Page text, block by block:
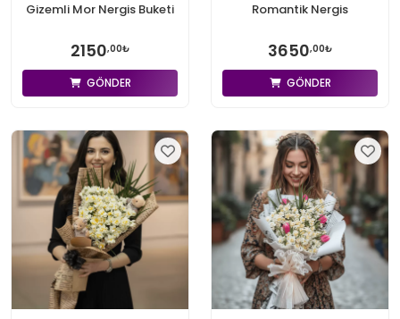
Gizemli Mor Nergis Buketi
2150,00₺
GÖNDER
Romantik Nergis
3650,00₺
GÖNDER